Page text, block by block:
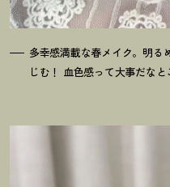
多幸感満載な春メイク。明る
じむ ！ 血色感って大事だなと